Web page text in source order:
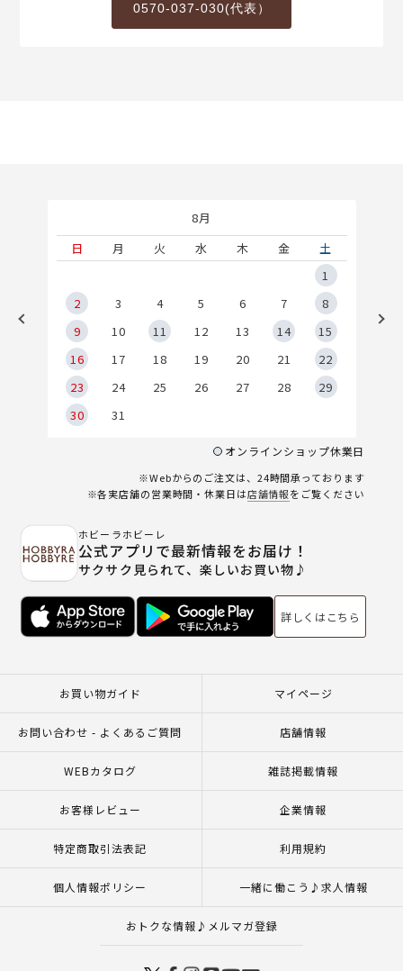
0570-037-030(代表）
8月
日
月 火 水 木 金
土
1
2
3 4 5 6 7
8
9
10 11 12 13 14
15
16
17 18 19 20 21
22
23
24 25 26 27 28
29
30
31
オンラインショップ休業日
※Webからのご注文は、24時間承っております
※各実店舗の営業時間・休業日は店舗情報をご覧ください
ホビーラホビーレ
公式アプリで最新情報をお届け！
サクサク見られて、楽しいお買い物♪
詳しくはこちら
お買い物ガイド マイページ
お問い合わせ - よくあるご質問 店舗情報
WEBカタログ 雑誌掲載情報
お客様レビュー 企業情報
特定商取引法表記 利用規約
個人情報ポリシー 一緒に働こう♪求人情報
おトクな情報♪メルマガ登録